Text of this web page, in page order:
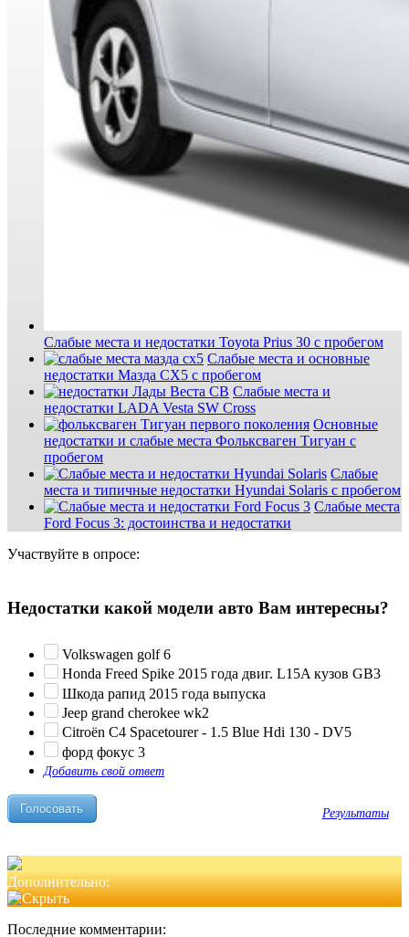
Слабые места и недостатки Toyota Prius 30 с пробегом
Слабые места и основные
недостатки Мазда СХ5 с пробегом
Слабые места и
недостатки LADA Vesta SW Cross
Основные
недостатки и слабые места Фольксваген Тигуан с
пробегом
Слабые
места и типичные недостатки Hyundai Solaris с пробегом
Слабые места
Ford Focus 3: достоинства и недостатки
Участвуйте в опросе:
Недостатки какой модели авто Вам интересны?
Volkswagen golf 6
Honda Freed Spike 2015 года двиг. L15A кузов GB3
Шкода рапид 2015 года выпуска
Jeep grand cherokee wk2
Citroën C4 Spacetourer - 1.5 Blue Hdi 130 - DV5
форд фокус 3
Добавить свой ответ
Результаты
Дополнительно:
Последние комментарии: